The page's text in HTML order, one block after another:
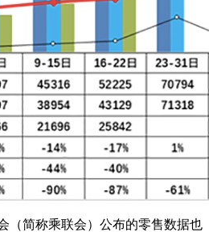
（简称乘联会）公布的零售数据也